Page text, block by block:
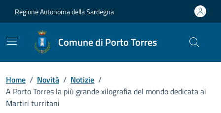
Regione Autonoma della Sardegna
Comune di Porto Torres
Home / Novità / Notizie /
A Porto Torres la più grande xilografia del mondo dedicata ai
Martiri turritani